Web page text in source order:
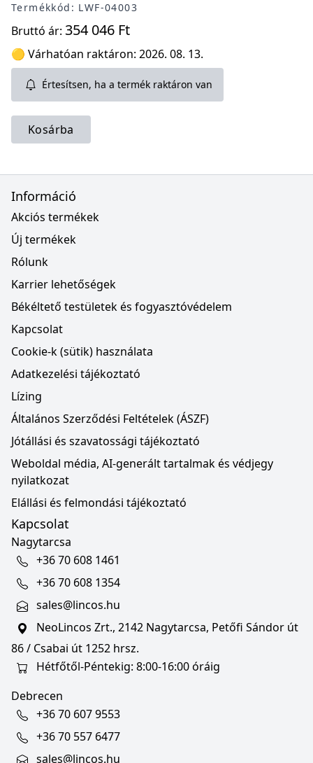
Termékkód: LWF-04003
Bruttó ár: 354 046 Ft
🟡 Várhatóan raktáron: 2026. 08. 13.
Értesítsen, ha a termék raktáron van
Kosárba
Információ
Akciós termékek
Új termékek
Rólunk
Karrier lehetőségek
Békéltető testületek és fogyasztóvédelem
Kapcsolat
Cookie-k (sütik) használata
Adatkezelési tájékoztató
Lízing
Általános Szerződési Feltételek (ÁSZF)
Jótállási és szavatossági tájékoztató
Weboldal média, AI-generált tartalmak és védjegy
nyilatkozat
Elállási és felmondási tájékoztató
Kapcsolat
Nagytarcsa
+36 70 608 1461
+36 70 608 1354
sales@lincos.hu
NeoLincos Zrt., 2142 Nagytarcsa, Petőfi Sándor út
86 / Csabai út 1252 hrsz.
Hétfőtől-Péntekig: 8:00-16:00 óráig
Debrecen
+36 70 607 9553
+36 70 557 6477
sales@lincos.hu